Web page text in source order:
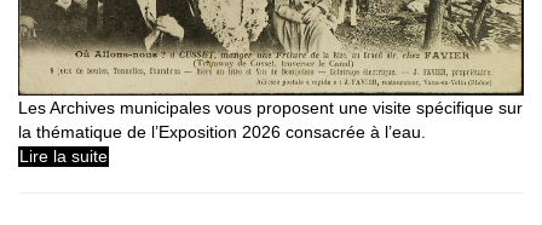
Les Archives municipales vous proposent une visite spécifique sur
la thématique de l’Exposition 2026 consacrée à l’eau.
Lire la suite